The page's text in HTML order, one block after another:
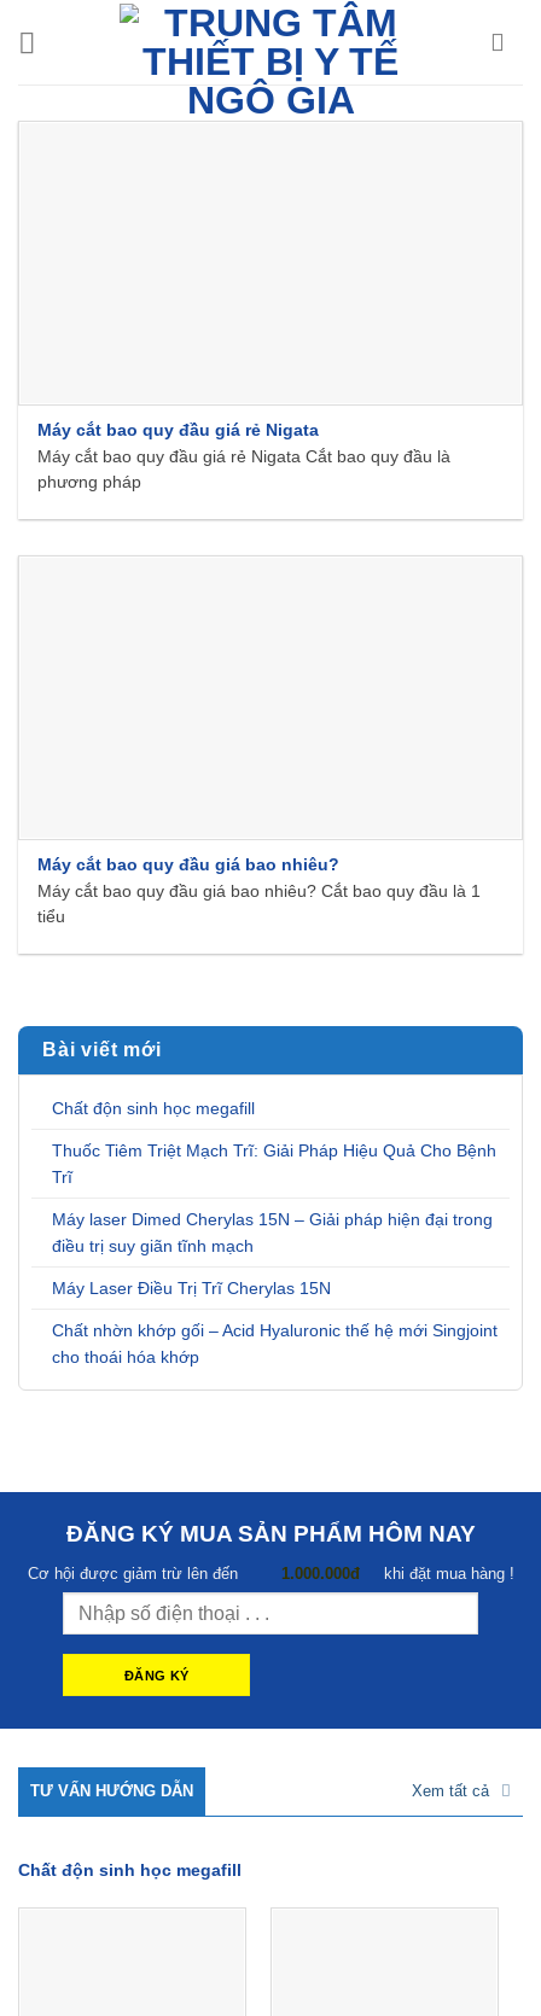
Bài viết mới
Chất độn sinh học megafill
Thuốc Tiêm Triệt Mạch Trĩ: Giải Pháp Hiệu Quả Cho Bệnh
Trĩ
Máy laser Dimed Cherylas 15N – Giải pháp hiện đại trong
điều trị suy giãn tĩnh mạch
Máy Laser Điều Trị Trĩ Cherylas 15N
Chất nhờn khớp gối – Acid Hyaluronic thế hệ mới Singjoint
cho thoái hóa khớp
Máy cắt bao quy đầu giá rẻ Nigata
Máy cắt bao quy đầu giá rẻ Nigata Cắt bao quy đầu là
phương pháp
Máy cắt bao quy đầu giá bao nhiêu?
Máy cắt bao quy đầu giá bao nhiêu? Cắt bao quy đầu là 1
tiểu
ĐĂNG KÝ MUA SẢN PHẨM HÔM NAY
Cơ hội được giảm trừ lên đến 1.000.000đ khi đặt mua hàng !
TƯ VẤN HƯỚNG DẪN Xem tất cả
Chất độn sinh học megafill